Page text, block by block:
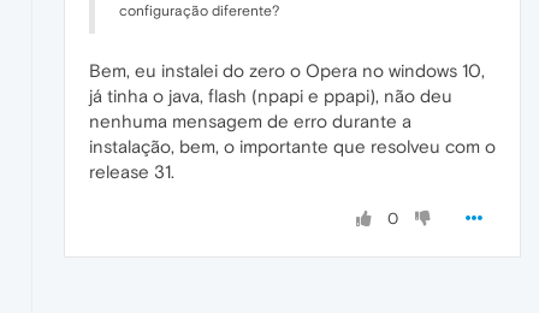
configuração diferente?
Bem, eu instalei do zero o Opera no windows 10,
já tinha o java, flash (npapi e ppapi), não deu
nenhuma mensagem de erro durante a
instalação, bem, o importante que resolveu com o
release 31.
0